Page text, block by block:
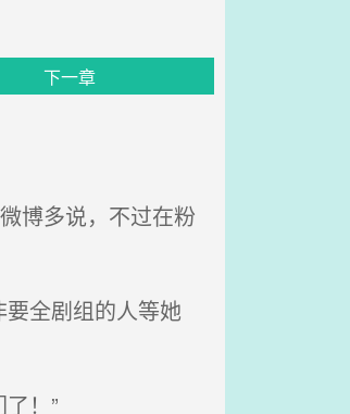
下一章
博多说，不过在粉
全剧组的人等她
！”